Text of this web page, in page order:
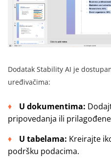
Dodatak Stability AI je
uređivačima:
U dokumentima:
pripovedanja ili
U tabelama: Kreirajte
podršku podacima.